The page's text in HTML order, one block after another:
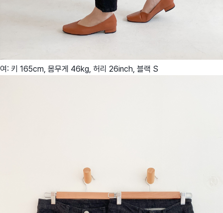
여: 키 165cm, 몸무게 46kg, 허리 26inch, 블랙 S